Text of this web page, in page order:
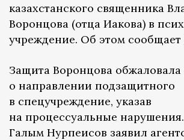
казахстанского священника
Воронцова (отца Иакова) в
учреждение. Об этом сообщает
Защита Воронцова
о направлении подзащитного
в спецучреждение, указав
на процессуальные
Галым Нурпеисов заявил